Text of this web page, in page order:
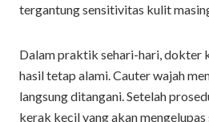
tergantung sensitivitas kulit
Dalam praktik sehari-hari, dokter
hasil tetap alami. Cauter wajah
langsung ditangani. Setelah
kerak kecil yang akan